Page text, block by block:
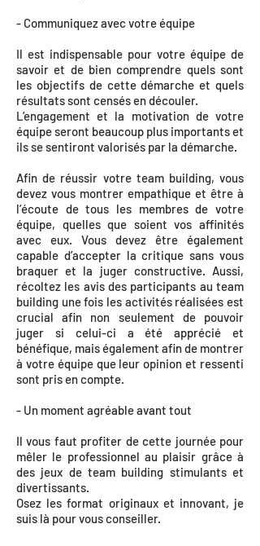
- Communiquez avec votre équipe
Il est indispensable pour votre équipe de
savoir et de bien comprendre quels sont
les objectifs de cette démarche et quels
résultats sont censés en découler.
L’engagement et la motivation de votre
équipe seront beaucoup plus importants et
ils se sentiront valorisés par la démarche.
Afin de réussir votre team building, vous
devez vous montrer empathique et être à
l’écoute de tous les membres de votre
équipe, quelles que soient vos affinités
avec eux. Vous devez être également
capable d’accepter la critique sans vous
braquer et la juger constructive. Aussi,
récoltez les avis des participants au team
building une fois les activités réalisées est
crucial afin non seulement de pouvoir
juger si celui-ci a été apprécié et
bénéfique, mais également afin de montrer
à votre équipe que leur opinion et ressenti
sont pris en compte.
- Un moment agréable avant tout
Il vous faut profiter de cette journée pour
mêler le professionnel au plaisir grâce à
des jeux de team building stimulants et
divertissants.
Osez les format originaux et innovant, je
suis là pour vous conseiller.